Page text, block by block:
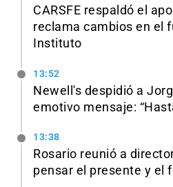
CARSFE respaldó el
reclama cambios en el
Instituto
13:52
Newell's despidió a
emotivo mensaje:
13:38
Rosario reunió a
pensar el presente y el